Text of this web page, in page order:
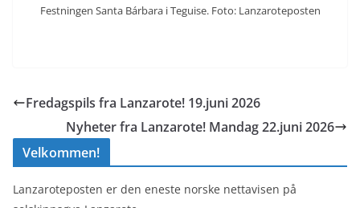
Festningen Santa Bárbara i Teguise. Foto: Lanzaroteposten
Fredagspils fra Lanzarote! 19.juni 2026
Nyheter fra Lanzarote! Mandag 22.juni 2026
Velkommen!
Lanzaroteposten er den eneste norske nettavisen på